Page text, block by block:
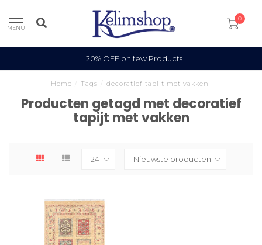
MENU
0
20% OFF on few Products
Home Tags decoratief tapijt met vakken
Producten getagd met decoratief
tapijt met vakken